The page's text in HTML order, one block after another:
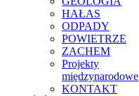
HAŁAS
ODPADY
POWIETRZE
ZACHEM
Projekty
międzynarodowe
KONTAKT